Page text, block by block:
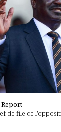
Report
de file de